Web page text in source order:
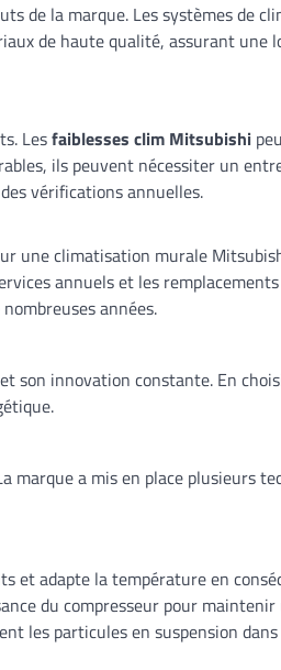
de la marque. Les systèmes
de haute qualité, assurant
Lesfaiblesses clim Mitsubishi
ils peuvent nécessiter un
vérifications annuelles.
une climatisation murale
annuels et les
années.
son innovation constante. En
marque a mis en place plusieurs
et adapte la température en
du compresseur pour
les particules en suspension